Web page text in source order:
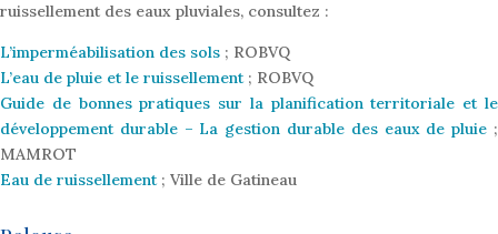
ruissellement des eaux pluviales, consultez :
L’imperméabilisation des sols ; ROBVQ
L’eau de pluie et le ruissellement; ROBVQ
Guide de bonnes pratiques sur la planification territoriale et le
développement durable – La gestion durable des eaux de pluie ;
MAMROT
Eau de ruissellement; Ville de Gatineau